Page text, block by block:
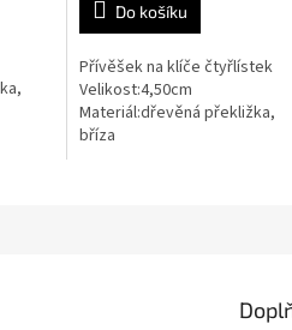
Do košíku
Přívěšek na klíče čtyřlístek
Velikost:4,50cm
Materiál:dřevěná překližka,
bříza